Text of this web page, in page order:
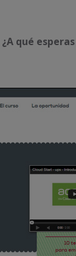
¿A qué